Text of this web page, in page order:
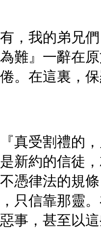
，我的弟兄
難』一辭在
。在這裏，
真受割禮的
新約的信徒
憑律法的規
只信靠那靈
事，甚至以